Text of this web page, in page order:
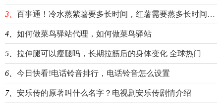
3、 百事通！冷水蒸紫薯要多长时间，红薯需要蒸多长时间能熟
4、 如何做菜鸟驿站代理，如何做菜鸟驿站
5、 拉伸腿可以瘦腿吗，长期拉筋后的身体变化 全球热门
6、 今日快看!电话铃音排行，电话铃音怎么设置
7、 安乐传的原著叫什么名字？电视剧安乐传剧情介绍